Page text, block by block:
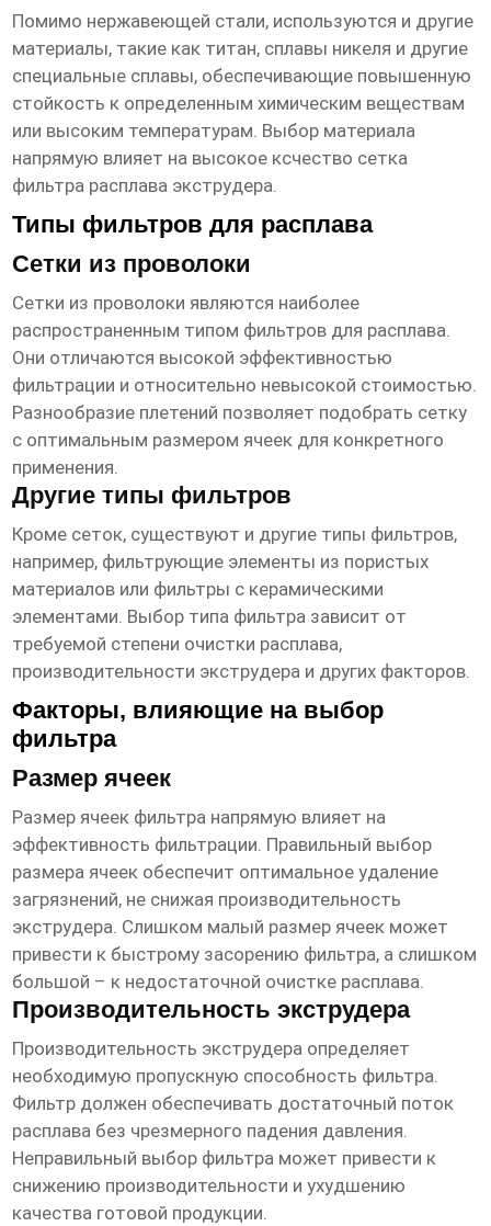
Помимо нержавеющей стали, используются и другие
материалы, такие как титан, сплавы никеля и другие
специальные сплавы, обеспечивающие повышенную
стойкость к определенным химическим веществам
или высоким температурам. Выбор материала
напрямую влияет на высокое ксчество сетка
фильтра расплава экструдера.
Типы фильтров для расплава
Сетки из проволоки
Сетки из проволоки являются наиболее
распространенным типом фильтров для расплава.
Они отличаются высокой эффективностью
фильтрации и относительно невысокой стоимостью.
Разнообразие плетений позволяет подобрать сетку
с оптимальным размером ячеек для конкретного
применения.
Другие типы фильтров
Кроме сеток, существуют и другие типы фильтров,
например, фильтрующие элементы из пористых
материалов или фильтры с керамическими
элементами. Выбор типа фильтра зависит от
требуемой степени очистки расплава,
производительности экструдера и других факторов.
Факторы, влияющие на выбор
фильтра
Размер ячеек
Размер ячеек фильтра напрямую влияет на
эффективность фильтрации. Правильный выбор
размера ячеек обеспечит оптимальное удаление
загрязнений, не снижая производительность
экструдера. Слишком малый размер ячеек может
привести к быстрому засорению фильтра, а слишком
большой – к недостаточной очистке расплава.
Производительность экструдера
Производительность экструдера определяет
необходимую пропускную способность фильтра.
Фильтр должен обеспечивать достаточный поток
расплава без чрезмерного падения давления.
Неправильный выбор фильтра может привести к
снижению производительности и ухудшению
качества готовой продукции.